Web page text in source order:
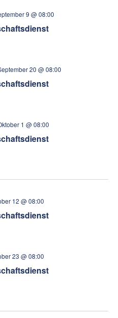
9 @ 08:00
20 @ 08:00
1 @ 08:00
12 @ 08:00
23 @ 08:00